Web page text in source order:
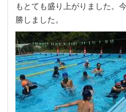
もとても盛り上がりました。
勝しました。